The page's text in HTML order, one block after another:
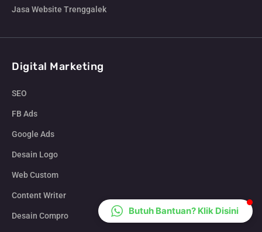
Butuh Bantuan? Klik Disini
Jasa Website Trenggalek
Digital Marketing
SEO
FB Ads
Google Ads
Desain Logo
Web Custom
Content Writer
Desain Compro